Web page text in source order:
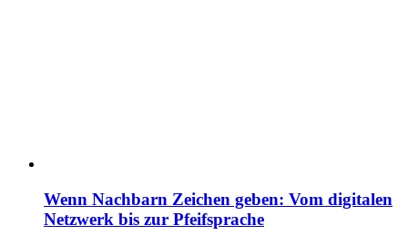
Wenn Nachbarn Zeichen geben: Vom digitalen
Netzwerk bis zur Pfeifsprache